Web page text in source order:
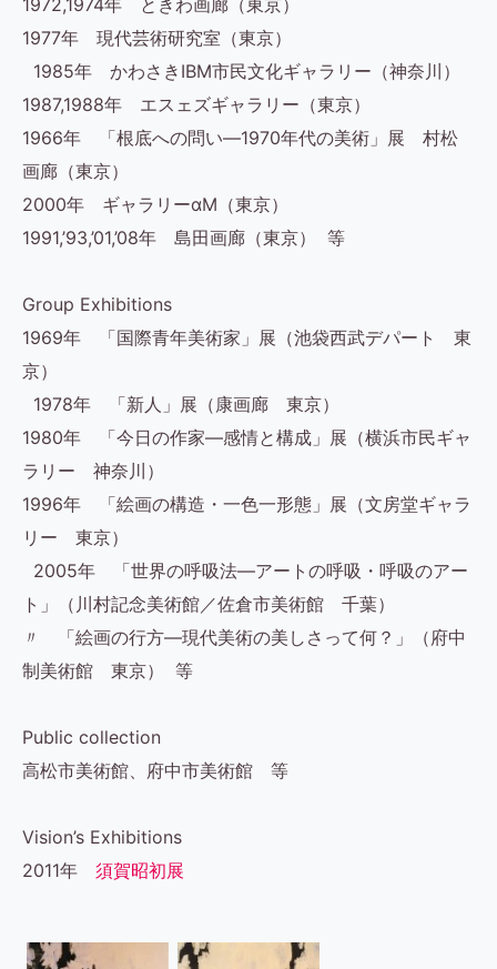
1977年 現代芸術研究室（東京）
1985年 かわさきIBM市民文化ギャラリー（神奈川）
1987,1988年 エスェズギャラリー（東京）
1966年 「根底への問い―1970年代の美術」展 村松
画廊（東京）
2000年 ギャラリーαM（東京）
1991,’93,’01,’08年 島田画廊（東京） 等
Group Exhibitions
1969年 「国際青年美術家」展（池袋西武デパート 東
京）
1978年 「新人」展（康画廊 東京）
1980年 「今日の作家―感情と構成」展（横浜市民ギャ
ラリー 神奈川）
1996年 「絵画の構造・一色一形態」展（文房堂ギャラ
リー 東京）
2005年 「世界の呼吸法―アートの呼吸・呼吸のアー
ト」（川村記念美術館／佐倉市美術館 千葉）
〃 「絵画の行方―現代美術の美しさって何？」（府中
制美術館 東京） 等
Public collection
高松市美術館、府中市美術館 等
Vision’s Exhibitions
2011年 須賀昭初展